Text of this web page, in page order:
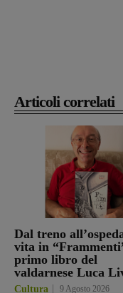
Articoli correlati
Dal treno
vita in
primo libro del
valdarnese Luca
Cultura 9 Agosto 2026